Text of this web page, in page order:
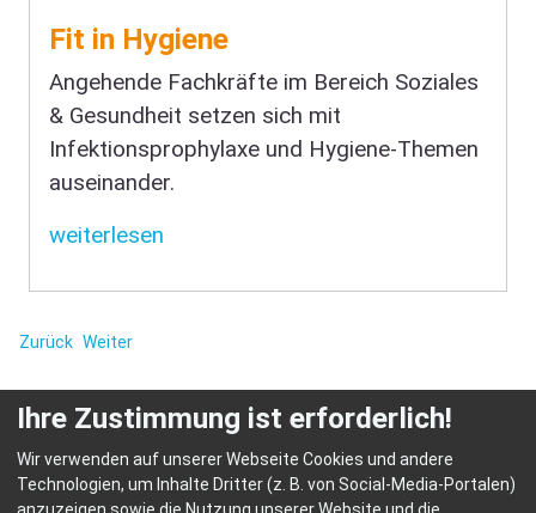
Fit in Hygiene
Angehende Fachkräfte im Bereich Soziales
& Gesundheit setzen sich mit
Infektionsprophylaxe und Hygiene-Themen
auseinander.
weiterlesen
Zurück Weiter
Ihre Zustimmung ist erforderlich!
Wir verwenden auf unserer Webseite Cookies und andere
Technologien, um Inhalte Dritter (z. B. von Social-Media-Portalen)